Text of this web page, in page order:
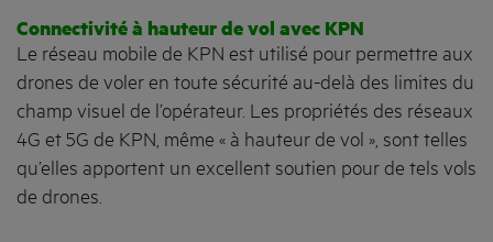
Connectivité à hauteur de vol avec KPN
Le réseau mobile de KPN est utilisé pour permettre aux
drones de voler en toute sécurité au-delà des limites du
champ visuel de l’opérateur. Les propriétés des réseaux
4G et 5G de KPN, même « à hauteur de vol », sont telles
qu’elles apportent un excellent soutien pour de tels vols
de drones.